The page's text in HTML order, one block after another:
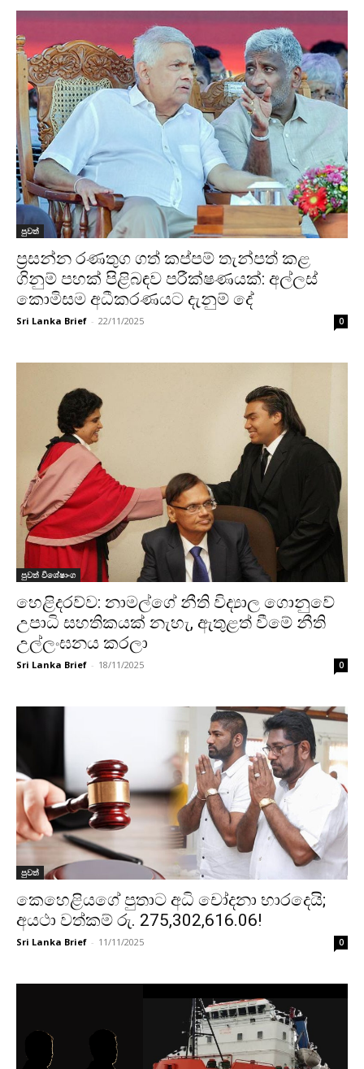
පුවත්
ප්‍රසන්න රණතුග ගත් කප්පම් තැන්පත් කළ
ගිනුම් පහක් පිළිබඳව පරීක්ෂණයක්: අල්ලස්
කොමිසම අධීකරණයට දැනුම් දේ
Sri Lanka Brief - 22/11/2025 0
පුවත් විශේෂාංග
හෙළිදරව්ව: නාමල්ගේ නීති විද්‍යාල ගොනුවේ
උපාධි සහතිකයක් නැහැ, ඇතුළත් වීමේ නීති
උල්ලංඝනය කරලා
Sri Lanka Brief - 18/11/2025 0
පුවත්
කෙහෙළියගේ පුතාට අධි චෝදනා භාරදෙයි;
අයථා වත්කම් රු. 275,302,616.06!
Sri Lanka Brief - 11/11/2025 0